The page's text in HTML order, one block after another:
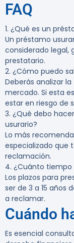
FAQ
1. ¿Qué es un
Un préstamo
considerado legal,
prestatario.
2. ¿Cómo puedo
Deberás analizar
mercado. Si esta
estar en riesgo de
3. ¿Qué debo
usurario?
Lo más
especializado que
reclamación.
4. ¿Cuánto
Los plazos para
ser de 3 a 15 años
a reclamar.
Cuándo
Es esencial